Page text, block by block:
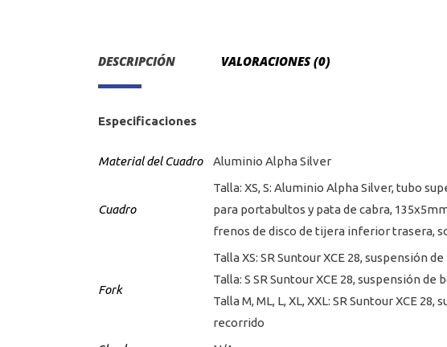
DESCRIPCIÓN VALORACIONES (0)
Especificaciones
Material del Cuadro Aluminio Alpha Silver
Cuadro
Talla: XS, S: Aluminio Alpha Silver, tubo
para portabultos y pata de cabra,
frenos de disco de tijera inferior trasera,
Fork
Talla XS: SR Suntour XCE 28, suspensión
Talla: S SR Suntour XCE 28, suspensión
Talla M, ML, L, XL, XXL: SR Suntour XCE
recorrido